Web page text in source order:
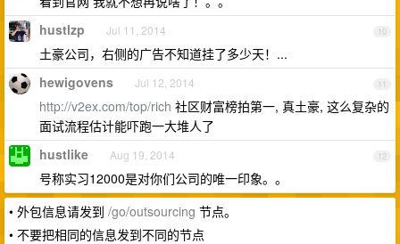
10
hustlzp Jul 11, 2014
土豪公司，右侧的广告不知道挂了多少天！...
11
hewigovens Jul 12, 2014
http://v2ex.com/top/rich 社区财富榜拍第一, 真土豪, 这么复杂的
面试流程估计能吓跑一大堆人了
12
hustlike Aug 19, 2014
号称实习12000是对你们公司的唯一印象。。
• 外包信息请发到 /go/outsourcing 节点。
• 不要把相同的信息发到不同的节点